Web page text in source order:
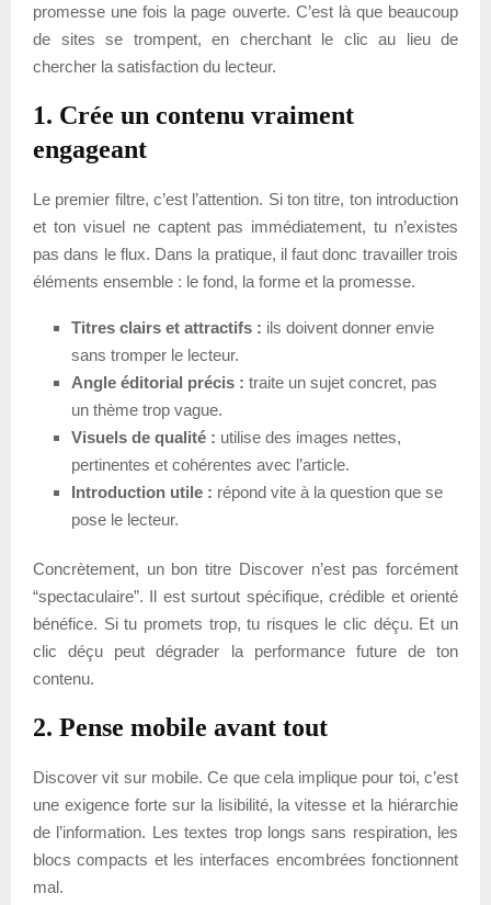
promesse une fois la page ouverte. C’est là que beaucoup
de sites se trompent, en cherchant le clic au lieu de
chercher la satisfaction du lecteur.
1. Crée un contenu vraiment
engageant
Le premier filtre, c’est l’attention. Si ton titre, ton introduction
et ton visuel ne captent pas immédiatement, tu n’existes
pas dans le flux. Dans la pratique, il faut donc travailler trois
éléments ensemble : le fond, la forme et la promesse.
Titres clairs et attractifs : ils doivent donner envie
sans tromper le lecteur.
Angle éditorial précis : traite un sujet concret, pas
un thème trop vague.
Visuels de qualité : utilise des images nettes,
pertinentes et cohérentes avec l’article.
Introduction utile : répond vite à la question que se
pose le lecteur.
Concrètement, un bon titre Discover n’est pas forcément
“spectaculaire”. Il est surtout spécifique, crédible et orienté
bénéfice. Si tu promets trop, tu risques le clic déçu. Et un
clic déçu peut dégrader la performance future de ton
contenu.
2. Pense mobile avant tout
Discover vit sur mobile. Ce que cela implique pour toi, c’est
une exigence forte sur la lisibilité, la vitesse et la hiérarchie
de l’information. Les textes trop longs sans respiration, les
blocs compacts et les interfaces encombrées fonctionnent
mal.